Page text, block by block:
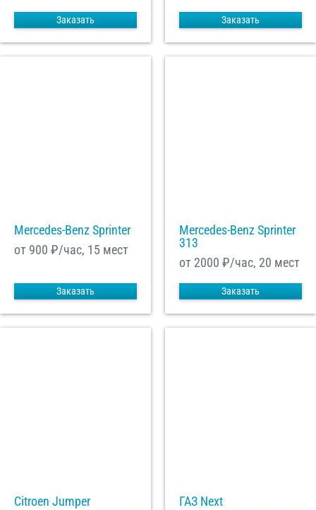
Заказать Заказать
Mercedes-Benz Sprinter
от 900 ₽/час, 15 мест
Заказать
Mercedes-Benz Sprinter
313
от 2000 ₽/час, 20 мест
Заказать
Citroen Jumper
ГАЗ Next